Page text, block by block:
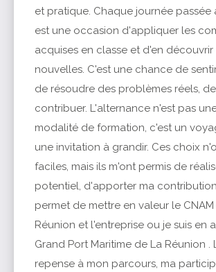
et pratique. Chaque journée passée
est une occasion d'appliquer les
acquises en classe et d'en découvrir
nouvelles. C'est une chance de
de résoudre des problèmes réels,
contribuer. L'alternance n'est pas
modalité de formation, c'est un
une invitation à grandir. Ces choix
faciles, mais ils m'ont permis de
potentiel, d'apporter ma
permet de mettre en valeur le
Réunion et l'entreprise ou je suis en
Grand Port Maritime de La Réunion .
repense à mon parcours, ma